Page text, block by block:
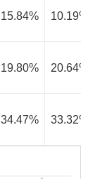
15.84% 10.19%
19.80% 20.64%
34.47% 33.32%